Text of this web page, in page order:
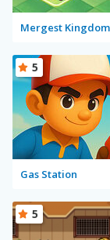
Mergest Kingdom
Gas Station
5
5